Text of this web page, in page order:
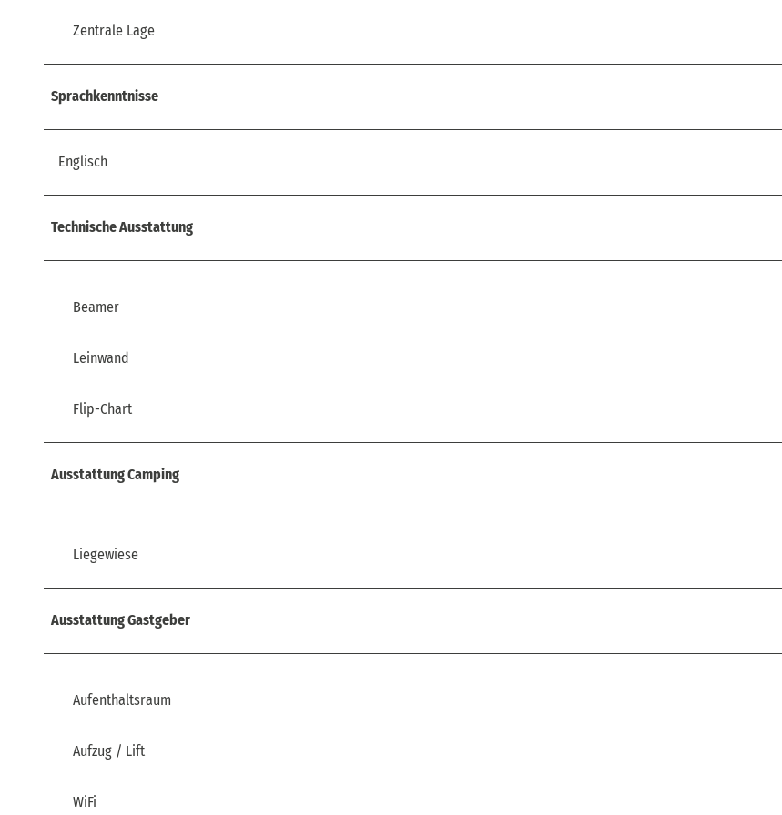
Zentrale Lage
Sprachkenntnisse
Englisch
Technische Ausstattung
Beamer
Leinwand
Flip-Chart
Ausstattung Camping
Liegewiese
Ausstattung Gastgeber
Aufenthaltsraum
Aufzug / Lift
WiFi